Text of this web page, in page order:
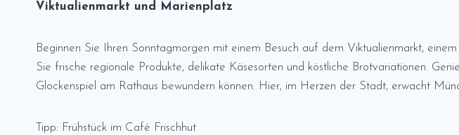
Viktualienmarkt und Marienplatz
Beginnen Sie Ihren Sonntagmorgen mit einem Besuch auf dem Viktualienmarkt,
Sie frische regionale Produkte, delikate Käsesorten und köstliche Brotvariationen.
Glockenspiel am Rathaus bewundern können. Hier, im Herzen der Stadt, erwacht
Tipp: Frühstück im Café Frischhut